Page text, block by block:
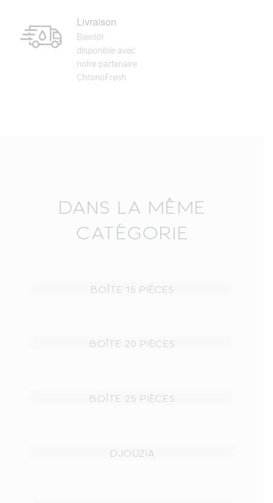
Livraison
Bientôt
disponible avec
notre partenaire
ChronoFresh
DANS LA MÊME
CATÉGORIE
BOÎTE 15 PIÈCES
BOÎTE 20 PIÈCES
BOÎTE 25 PIÈCES
DJOUZIA